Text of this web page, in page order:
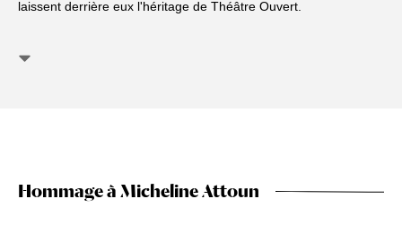
laissent derrière eux l'héritage de Théâtre Ouvert.
Hommage à Micheline Attoun